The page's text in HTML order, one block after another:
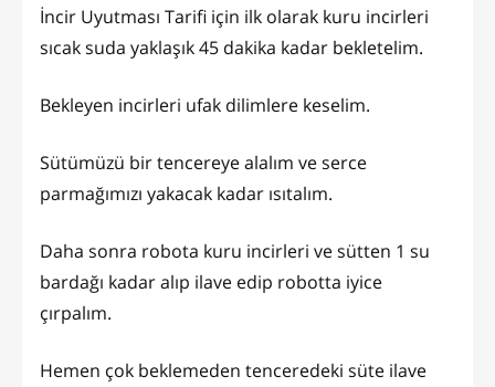
İncir Uyutması Tarifi için ilk olarak kuru incirleri
sıcak suda yaklaşık 45 dakika kadar bekletelim.
Bekleyen incirleri ufak dilimlere keselim.
Sütümüzü bir tencereye alalım ve serce
parmağımızı yakacak kadar ısıtalım.
Daha sonra robota kuru incirleri ve sütten 1 su
bardağı kadar alıp ilave edip robotta iyice
çırpalım.
Hemen çok beklemeden tenceredeki süte ilave